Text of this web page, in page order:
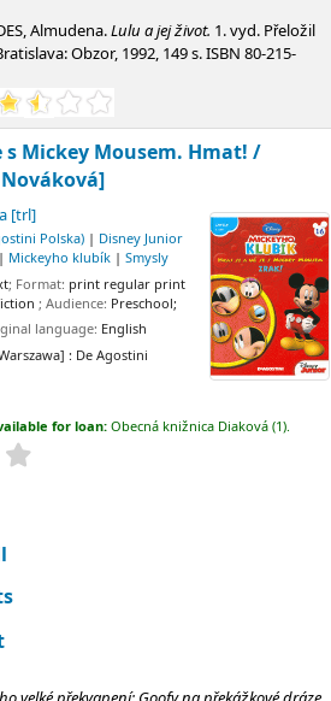
Almudena.Lulu a jej život. 1. vyd. Přeložil
Obzor, 1992, 149 s. ISBN 80-215-
s Mickey Mousem. Hmat! /
[trl]
Polska)| Disney Junior
Mickeyho klubík| Smysly
; Format: print regular print
; Audience: Preschool;
language: English
: De Agostini
for loan:Obecná knižnica Diaková(1).